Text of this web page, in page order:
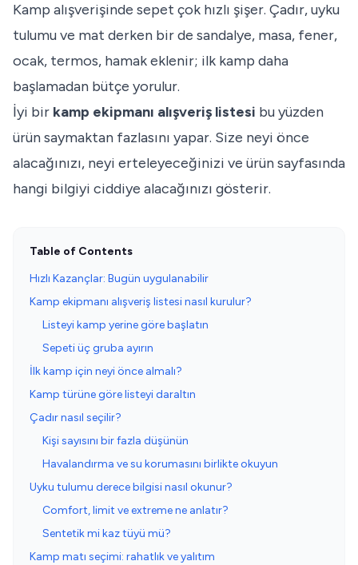
Kamp alışverişinde sepet çok hızlı şişer. Çadır, uyku
tulumu ve mat derken bir de sandalye, masa, fener,
ocak, termos, hamak eklenir; ilk kamp daha
başlamadan bütçe yorulur.
İyi bir kamp ekipmanı alışveriş listesi bu yüzden
ürün saymaktan fazlasını yapar. Size neyi önce
alacağınızı, neyi erteleyeceğinizi ve ürün sayfasında
hangi bilgiyi ciddiye alacağınızı gösterir.
Table of Contents
Hızlı Kazançlar: Bugün uygulanabilir
Kamp ekipmanı alışveriş listesi nasıl kurulur?
Listeyi kamp yerine göre başlatın
Sepeti üç gruba ayırın
İlk kamp için neyi önce almalı?
Kamp türüne göre listeyi daraltın
Çadır nasıl seçilir?
Kişi sayısını bir fazla düşünün
Havalandırma ve su korumasını birlikte okuyun
Uyku tulumu derece bilgisi nasıl okunur?
Comfort, limit ve extreme ne anlatır?
Sentetik mi kaz tüyü mü?
Kamp matı seçimi: rahatlık ve yalıtım